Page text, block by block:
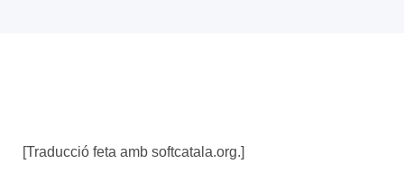
[Traducció feta amb softcatala.org.]